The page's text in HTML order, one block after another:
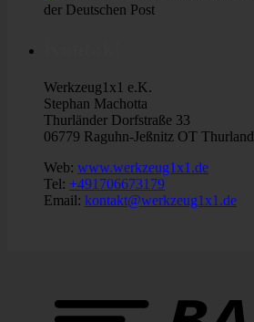
Werkzeug1x1 e.K.
Stephan Machotta
Thurländer Dorfstraße 33
06779 Raguhn-Jeßnitz OT Thurland
Web: www.werkzeug1x1.de
Tel: +491706673179
Email: kontakt@werkzeug1x1.de